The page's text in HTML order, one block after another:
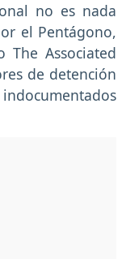
no es nada
el Pentágono,
Associated
de detención